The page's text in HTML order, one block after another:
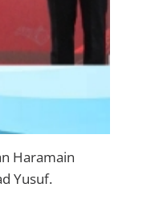
Haramain
Yusuf.